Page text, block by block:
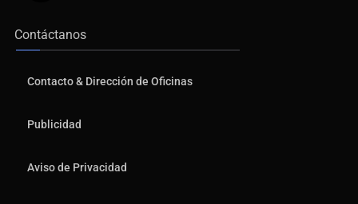
Contáctanos
Contacto & Dirección de Oficinas
Publicidad
Aviso de Privacidad